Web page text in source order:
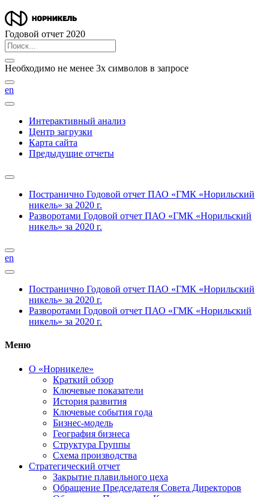
Годовой отчет 2020
Необходимо не менее 3х символов в запросе
en
Интерактивный анализ
Центр загрузки
Карта сайта
Предыдущие отчеты
Постранично Годовой отчет ПАО «ГМК «Норильский
никель» за 2020 г.
Разворотами Годовой отчет ПАО «ГМК «Норильский
никель» за 2020 г.
en
Постранично Годовой отчет ПАО «ГМК «Норильский
никель» за 2020 г.
Разворотами Годовой отчет ПАО «ГМК «Норильский
никель» за 2020 г.
Меню
О «Норникеле»
Краткий обзор
Ключевые показатели
История развития
Ключевые события года
Бизнес-модель
География бизнеса
Структура Группы
Схема производства
Стратегический отчет
Закрытие плавильного цеха
Обращение Председателя Совета Директоров